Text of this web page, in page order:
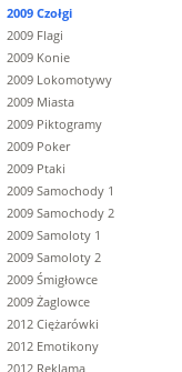
2009 Czołgi
2009 Flagi
2009 Konie
2009 Lokomotywy
2009 Miasta
2009 Piktogramy
2009 Poker
2009 Ptaki
2009 Samochody 1
2009 Samochody 2
2009 Samoloty 1
2009 Samoloty 2
2009 Śmigłowce
2009 Żaglowce
2012 Ciężarówki
2012 Emotikony
2012 Reklama